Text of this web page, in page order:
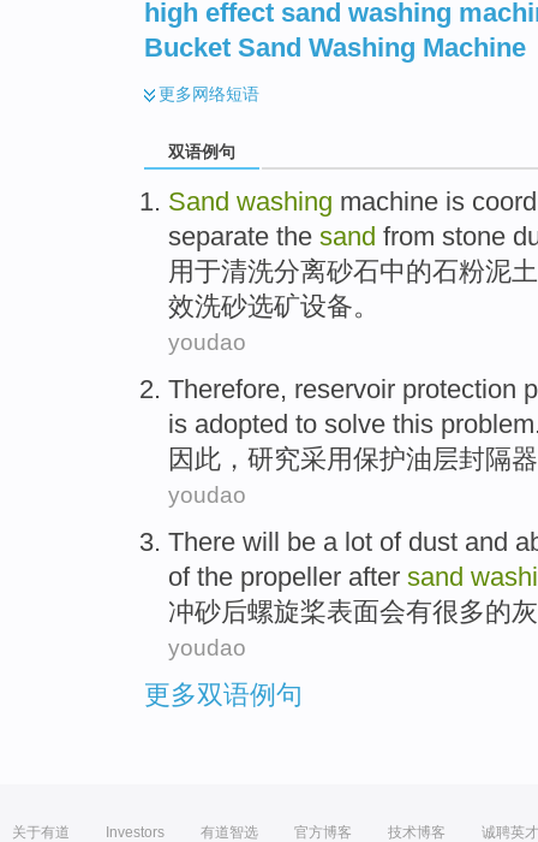
high effect sand washing
Bucket Sand Washing Machine
更多网络短语
双语例句
Sand washing machine is
separate the sand from stone
用于清洗分离砂石中的石粉泥
效洗砂选矿设备。
youdao
Therefore, reservoir protection
is adopted to solve this problem
因此 ，研究采用保护油层封隔
youdao
There will be a lot of dust and
of the propeller after sand
冲砂后螺旋桨表面会有很多的
youdao
更多双语例句
关于有道 Investors 有道智选 官方博客 技术博客 诚聘英才